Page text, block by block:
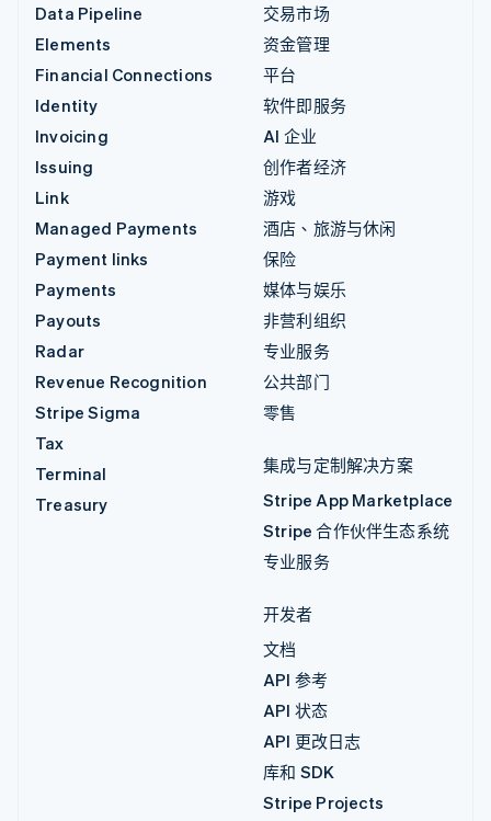
Data Pipeline
Elements
Financial Connections
Identity
Invoicing
Issuing
Link
Managed Payments
Payment links
Payments
Payouts
Radar
Revenue Recognition
Stripe Sigma
Tax
Terminal
Treasury
交易市场
资金管理
平台
软件即服务
AI 企业
创作者经济
游戏
酒店、旅游与休闲
保险
媒体与娱乐
非营利组织
专业服务
公共部门
零售
集成与定制解决方案
Stripe App Marketplace
Stripe 合作伙伴生态系统
专业服务
开发者
文档
API 参考
API 状态
API 更改日志
库和 SDK
Stripe Projects